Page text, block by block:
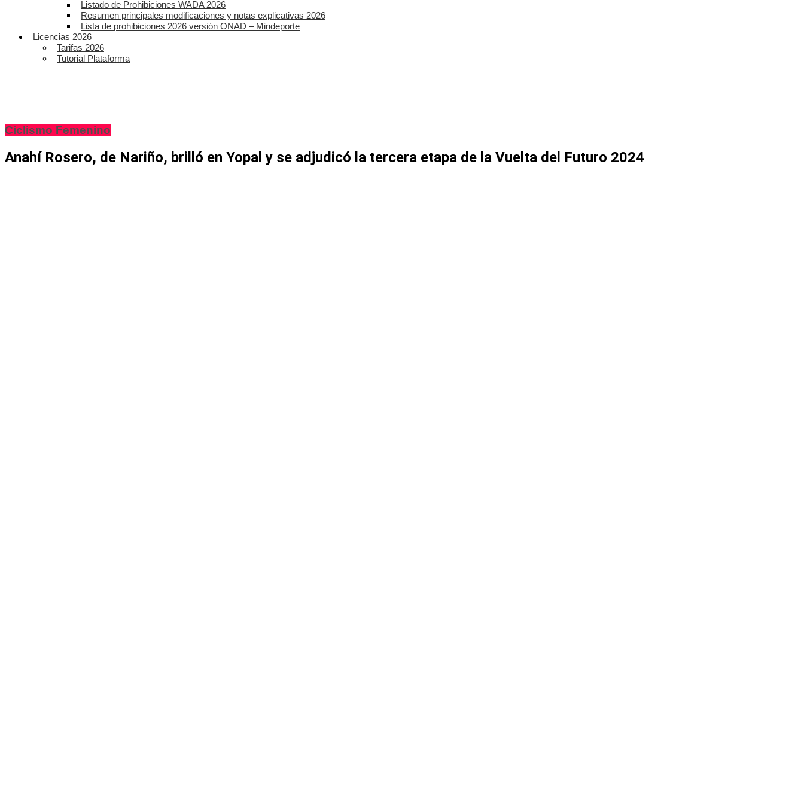
Listado de Prohibiciones WADA 2026
Resumen principales modificaciones y notas explicativas 2026
Lista de prohibiciones 2026 versión ONAD – Mindeporte
Licencias 2026
Tarifas 2026
Tutorial Plataforma
Ciclismo Femenino
Anahí Rosero, de Nariño, brilló en Yopal y se adjudicó la tercera etapa de la Vuelta del Futuro 2024